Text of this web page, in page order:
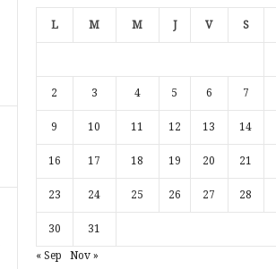
L M M J V S
2 3 4 5 6 7
9 10 11 12 13 14
16 17 18 19 20 21
23 24 25 26 27 28
30 31
« Sep Nov »